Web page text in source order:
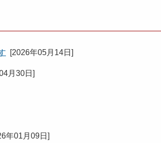
[2026年05月14日 ]
月30日 ]
年01月09日 ]